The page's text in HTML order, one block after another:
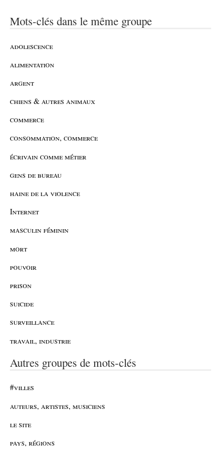
Mots-clés dans le même groupe
adolescence
alimentation
argent
chiens & autres animaux
commerce
consommation, commerce
écrivain comme métier
gens de bureau
haine de la violence
Internet
masculin féminin
mort
pouvoir
prison
suicide
surveillance
travail, industrie
Autres groupes de mots-clés
#villes
auteurs, artistes, musiciens
le site
pays, régions